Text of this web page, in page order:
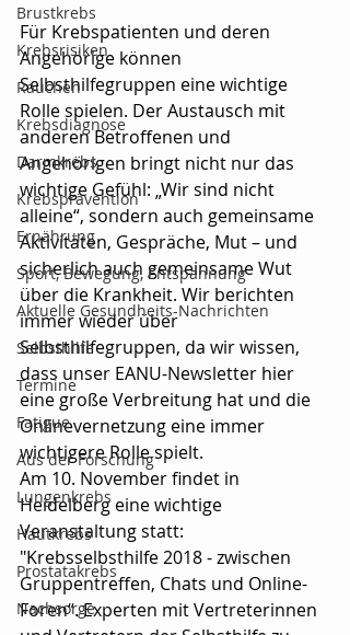
Brustkrebs
Krebsrisiken
Rauchen
Krebsdiagnose
Darmkrebs
Krebsprävention
Ernährung
Sport, Bewegung, Entspannung
Aktuelle Gesundheits-Nachrichten
Selbsthilfe
Termine
Fatigue
Aus der Forschung
Lungenkrebs
Hautkrebs
Prostatakrebs
Nachsorge
Für Krebspatienten und deren
Angehörige können
Selbsthilfegruppen eine wichtige
Rolle spielen. Der Austausch mit
anderen Betroffenen und
Angehörigen bringt nicht nur das
wichtige Gefühl: „Wir sind nicht
alleine“, sondern auch gemeinsame
Aktivitäten, Gespräche, Mut – und
sicherlich auch gemeinsame Wut
über die Krankheit. Wir berichten
immer wieder über
Selbsthilfegruppen, da wir wissen,
dass unser EANU-Newsletter hier
eine große Verbreitung hat und die
Onlinevernetzung eine immer
wichtigere Rolle spielt.
Am 10. November findet in
Heidelberg eine wichtige
Veranstaltung statt:
"Krebsselbsthilfe 2018 - zwischen
Gruppentreffen, Chats und Online-
Foren“. Experten mit Vertreterinnen